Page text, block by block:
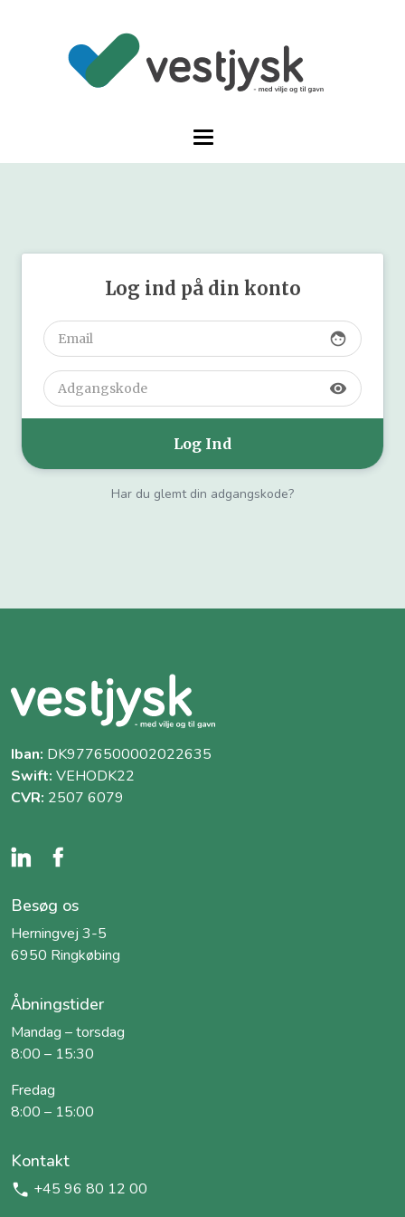
Log ind på din konto
face
visibility
Har du glemt din adgangskode?
Iban: DK9776500002022635
Swift: VEHODK22
CVR: 2507 6079
Besøg os
Herningvej 3-5
6950 Ringkøbing
Åbningstider
Mandag – torsdag
8:00 – 15:30
Fredag
8:00 – 15:00
Kontakt
+45 96 80 12 00